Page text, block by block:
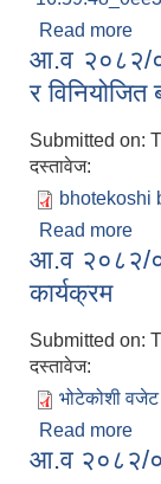
Read more
आ.व २०८२/
र
Submitted on:
दस्तावेज:
bhotekoshi
Read more
आ.व २०८२/
कार्यक्रम
Submitted on:
दस्तावेज:
भोटेकोशी
Read more
आ.व २०८२/